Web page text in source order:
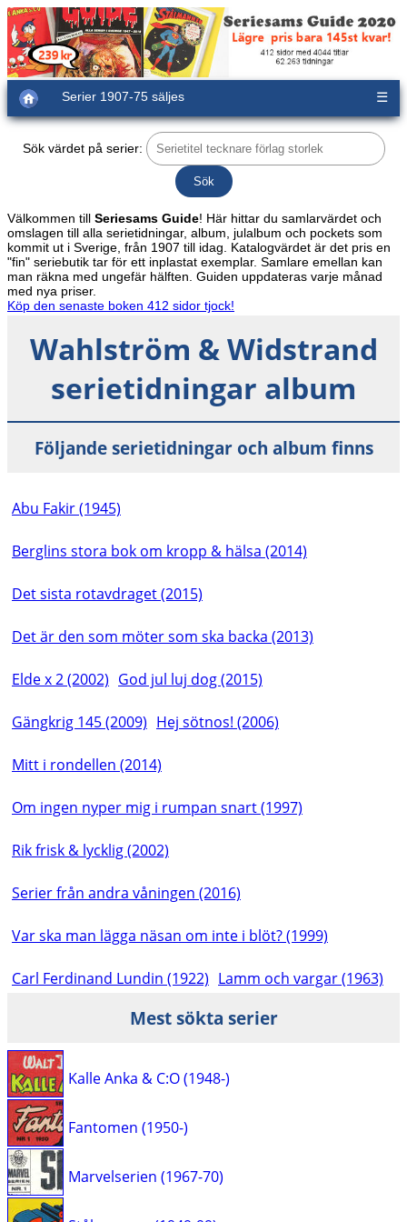
Serier 1907-75 säljes ☰
Sök värdet på serier:
Välkommen till Seriesams Guide! Här hittar du samlarvärdet och
omslagen till alla serietidningar, album, julalbum och pockets som
kommit ut i Sverige, från 1907 till idag. Katalogvärdet är det pris en
"fin" seriebutik tar för ett inplastat exemplar. Samlare emellan kan
man räkna med ungefär hälften. Guiden uppdateras varje månad
med nya priser.
Köp den senaste boken 412 sidor tjock!
Wahlström & Widstrand
serietidningar album
Följande serietidningar och album finns
Abu Fakir (1945)
Berglins stora bok om kropp & hälsa (2014)
Det sista rotavdraget (2015)
Det är den som möter som ska backa (2013)
Elde x 2 (2002) God jul luj dog (2015)
Gängkrig 145 (2009) Hej sötnos! (2006)
Mitt i rondellen (2014)
Om ingen nyper mig i rumpan snart (1997)
Rik frisk & lycklig (2002)
Serier från andra våningen (2016)
Var ska man lägga näsan om inte i blöt? (1999)
Carl Ferdinand Lundin (1922) Lamm och vargar (1963)
Mest sökta serier
Kalle Anka & C:O (1948-)
Fantomen (1950-)
Marvelserien (1967-70)